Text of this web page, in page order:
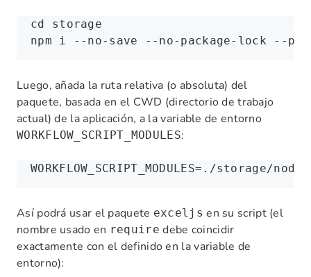
cd
storage
npm i --no-save --no-package-lock --
Luego, añada la ruta relativa (o absoluta) del
paquete, basada en el CWD (directorio de trabajo
actual) de la aplicación, a la variable de entorno
WORKFLOW_SCRIPT_MODULES:
WORKFLOW_SCRIPT_MODULES= ./storage/
Así podrá usar el paquete exceljs en su script (el
nombre usado en require debe coincidir
exactamente con el definido en la variable de
entorno):